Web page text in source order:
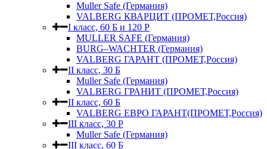
Muller Safe (Германия)
VALBERG КВАРЦИТ (ПРОМЕТ,Россия)
I класс, 60 Б и 120 Р
MULLER SAFE (Германия)
BURG–WACHTER (Германия)
VALBERG ГАРАНТ (ПРОМЕТ,Россия)
II класс, 30 Б
Muller Safe (Германия)
VALBERG ГРАНИТ (ПРОМЕТ,Россия)
II класс, 60 Б
VALBERG ЕВРО ГАРАНТ(ПРОМЕТ,Россия)
III класс, 30 Р
Muller Safe (Германия)
III класс, 60 Б